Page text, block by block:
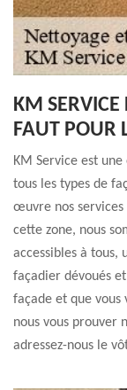
KM
FAUT POUR
KM Service est
tous les types de
œuvre nos services
cette zone, nous
accessibles à tous,
façadier dévoués
façade et que vous
nous vous prouver
adressez-nous le